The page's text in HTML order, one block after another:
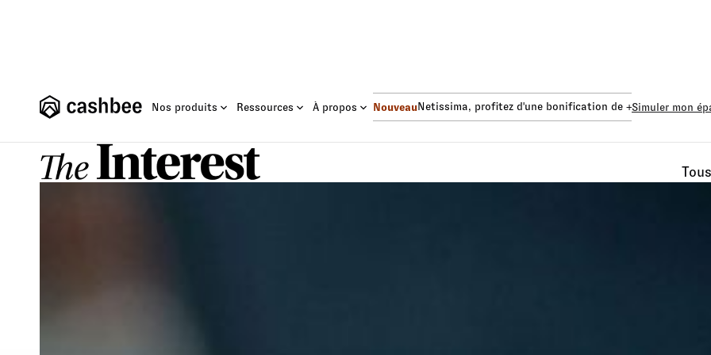
Nos produits Ressources À propos Nouveau
Fonds Euro Netissima, profitez d'une bonification de +1,50%. Fonds
Simuler mon
Tous